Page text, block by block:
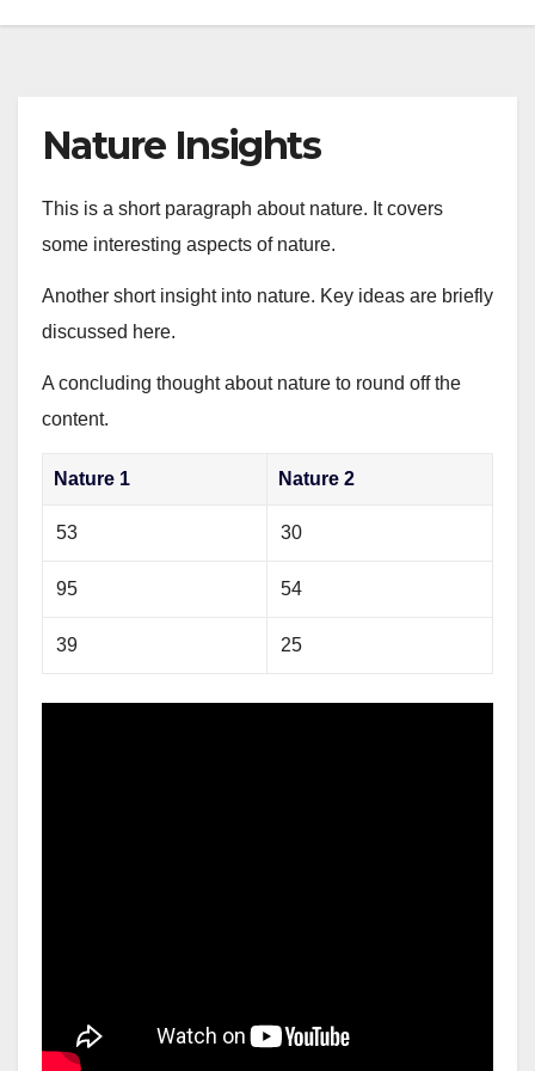
Nature Insights
This is a short paragraph about nature. It covers
some interesting aspects of nature.
Another short insight into nature. Key ideas are briefly
discussed here.
A concluding thought about nature to round off the
content.
Nature 1 Nature 2
53 30
95 54
39 25